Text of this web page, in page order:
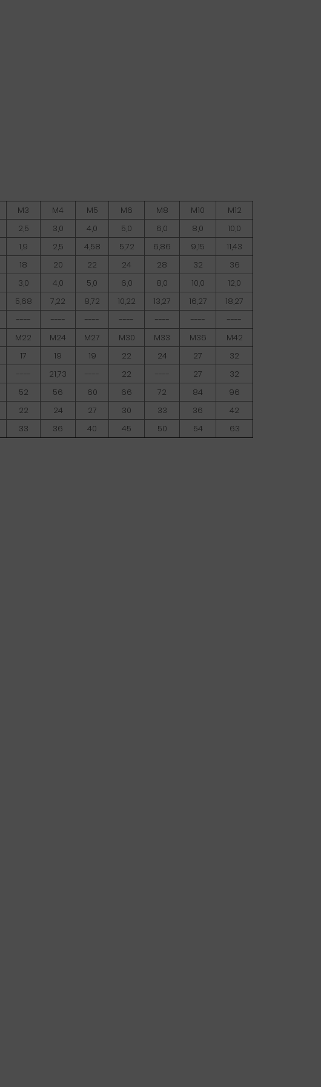
M3 M4 M5 M6 M8 M10
M12
2,5 3,0 4,0 5,0 6,0 8,0
10,0
1,9 2,5 4,58 5,72 6,86 9,15
11,43
18 20 22 24 28 32
36
3,0 4,0 5,0 6,0 8,0 10,0
12,0
5,68 7,22 8,72 10,22 13,27 16,27
18,27
---- ---- ---- ---- ---- ----
----
M22 M24 M27 M30 M33 M36
M42
17 19 19 22 24 27
32
---- 21,73 ---- 22 ---- 27
32
52 56 60 66 72 84
96
22 24 27 30 33 36
42
33 36 40 45 50 54
63